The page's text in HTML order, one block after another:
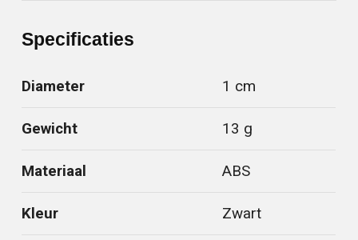
Specificaties
Diameter 1 cm
Gewicht 13 g
Materiaal ABS
Kleur Zwart